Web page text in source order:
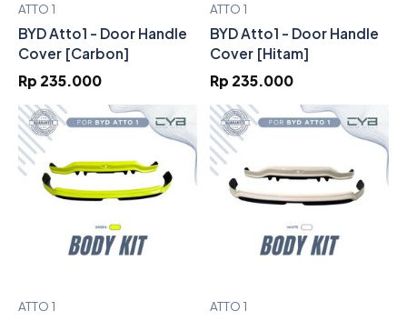
ATTO 1
BYD Atto1 - Door Handle
Cover [Carbon]
Rp 235.000
ATTO 1
BYD Atto1 - Door Handle
Cover [Hitam]
Rp 235.000
ATTO 1 ATTO 1